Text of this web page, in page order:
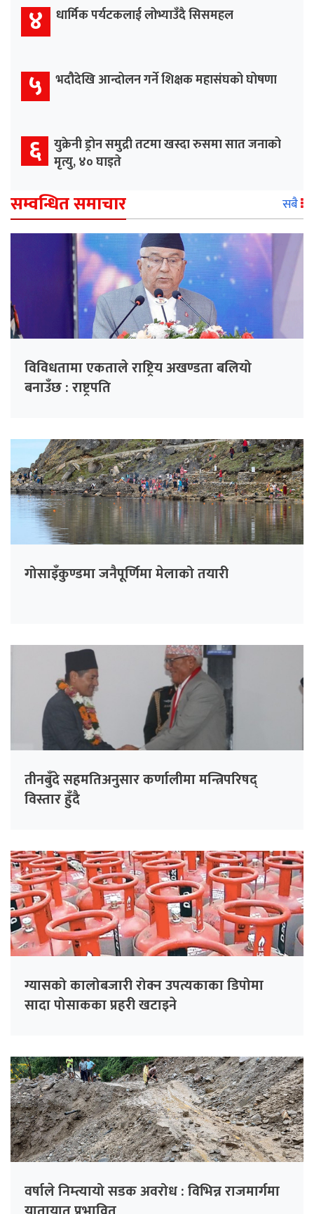
४ धार्मिक पर्यटकलाई लोभ्याउँदै सिसमहल
५ भदौदेखि आन्दोलन गर्ने शिक्षक महासंघको घोषणा
६ युक्रेनी ड्रोन समुद्री तटमा खस्दा रुसमा सात जनाको
मृत्यु, ४० घाइते
सम्वन्धित समाचार सबै
विविधतामा एकताले राष्ट्रिय अखण्डता बलियो
बनाउँछ : राष्ट्रपति
गोसाइँकुण्डमा जनैपूर्णिमा मेलाको तयारी
तीनबुँदे सहमतिअनुसार कर्णालीमा मन्त्रिपरिषद्
विस्तार हुँदै
ग्यासको कालोबजारी रोक्न उपत्यकाका डिपोमा
सादा पोसाकका प्रहरी खटाइने
वर्षाले निम्त्यायो सडक अवरोध : विभिन्न राजमार्गमा